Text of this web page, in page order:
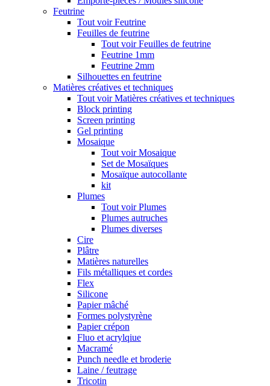
Feutrine
Tout voir Feutrine
Feuilles de feutrine
Tout voir Feuilles de feutrine
Feutrine 1mm
Feutrine 2mm
Silhouettes en feutrine
Matières créatives et techniques
Tout voir Matières créatives et techniques
Block printing
Screen printing
Gel printing
Mosaique
Tout voir Mosaique
Set de Mosaïques
Mosaïque autocollante
kit
Plumes
Tout voir Plumes
Plumes autruches
Plumes diverses
Cire
Plâtre
Matières naturelles
Fils métalliques et cordes
Flex
Silicone
Papier mâché
Formes polystyrène
Papier crépon
Fluo et acrylqiue
Macramé
Punch needle et broderie
Laine / feutrage
Tricotin